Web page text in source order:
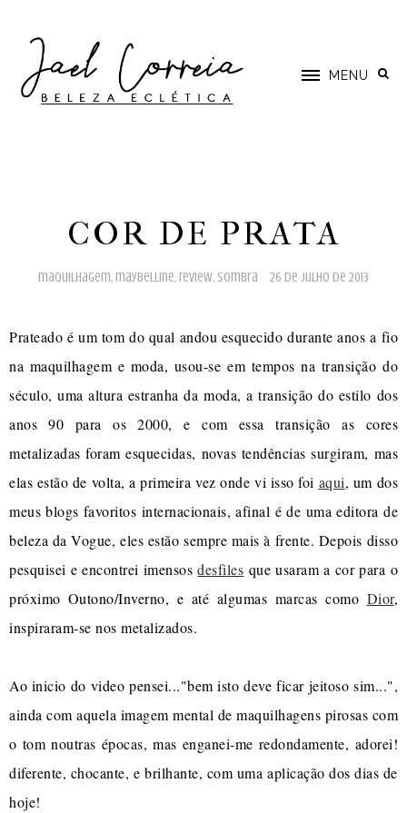
MENU
COR DE PRATA
maquilhagem, maybelline, review, sombra 26 de julho de 2013
Prateado é um tom do qual andou esquecido durante anos a fio
na maquilhagem e moda, usou-se em tempos na transição do
século, uma altura estranha da moda, a transição do estilo dos
anos 90 para os 2000, e com essa transição as cores
metalizadas foram esquecidas, novas tendências surgiram, mas
elas estão de volta, a primeira vez onde vi isso foi aqui, um dos
meus blogs favoritos internacionais, afinal é de uma editora de
beleza da Vogue, eles estão sempre mais à frente. Depois disso
pesquisei e encontrei imensosdesfiles que usaram a cor para o
próximo Outono/Inverno, e até algumas marcas como Dior,
inspiraram-se nos metalizados.
Ao inicio do video pensei..."bem isto deve ficar jeitoso sim...",
ainda com aquela imagem mental de maquilhagens pirosas com
o tom noutras épocas, mas enganei-me redondamente, adorei!
diferente, chocante, e brilhante, com uma aplicação dos dias de
hoje!